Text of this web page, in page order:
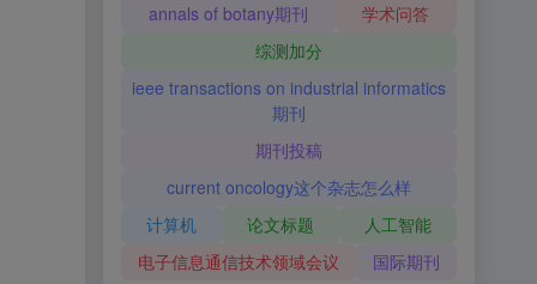
annals of botany期刊
学术问答
综测加分
ieee transactions on industrial informatics
期刊
期刊投稿
current oncology这个杂志怎么样
计算机
论文标题
人工智能
电子信息通信技术领域会议
国际期刊